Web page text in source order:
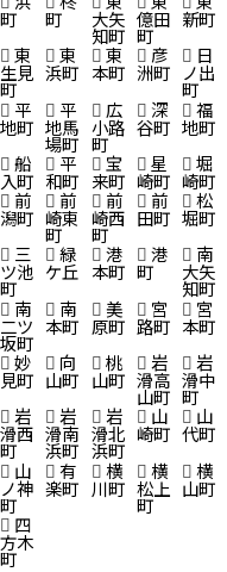
町 町 大矢
知町
億田
町
新町
東
生見
町
東
浜町
東
本町
彦
洲町
日
ノ出
町
平
地町
平
地馬
場町
広
小路
町
深
谷町
福
地町
船
入町
平
和町
宝
来町
星
崎町
堀
崎町
前
潟町
前
崎東
町
前
崎西
町
前
田町
松
堀町
三
ツ池
町
緑
ケ丘
港
本町
港
町
南
大矢
知町
南
二ツ
坂町
南
本町
美
原町
宮
路町
宮
本町
妙
見町
向
山町
桃
山町
岩
滑高
山町
岩
滑中
町
岩
滑西
町
岩
滑南
浜町
岩
滑北
浜町
山
崎町
山
代町
山
ノ神
町
有
楽町
横
川町
横
松上
町
横
山町
四
方木
町